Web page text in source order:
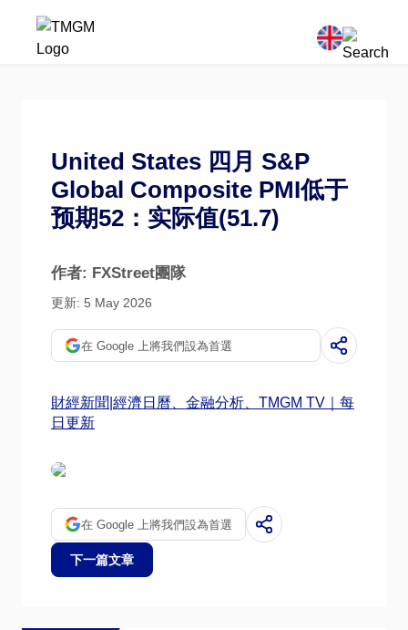
United States 四月 S&P
Global Composite PMI低于
预期52：实际值(51.7)
作者: FXStreet團隊
更新: 5 May 2026
在 Google 上將我們設為首選
財經新聞|經濟日曆、金融分析、TMGM TV｜每
日更新
在 Google 上將我們設為首選
下一篇文章